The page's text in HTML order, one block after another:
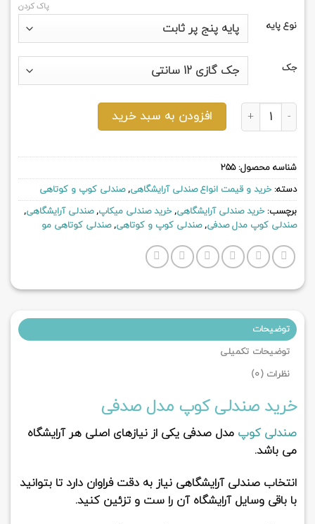
نوع پایه
جک
پاک کردن
صندلی کوپ مدل صدفی عددافزودن به سبد خرید
شناسه محصول:255
دسته:خرید و قیمت انواع صندلی آرایشگاهی,صندلی کوپ و کوتاهی
برچسب:خرید صندلی آرایشگاهی,خرید صندلی میکاپ,صندلی آرایشگاهی,
صندلی کوپ مدل صدفی,صندلی کوپ و کوتاهی,صندلی کوتاهی مو
توضیحات
توضیحات تکمیلی
نظرات (0)
خرید صندلی کوپ مدل صدفی
صندلی کوپ مدل صدفی یکی از نیازهای اصلی هر آرایشگاه
می باشد.
انتخاب صندلی آرایشگاهی نیاز به دقت فراوان دارد تا بتوانید
با باقی وسایل آرایشگاه آن را ست و تزئین کنید.